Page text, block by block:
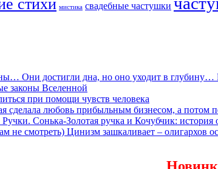
стихи мистика свадебные частушки
Они достигли дна, но оно уходит в
законы Вселенной
при помощи чувств человека
сделала любовь прибыльным бизнесом, а
Сонька-Золотая ручка и Кочубчик: история
не смотреть) Цинизм зашкаливает – олигархов